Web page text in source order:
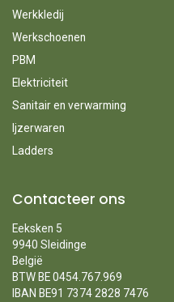
Werkkledij
Werkschoenen
PBM
Elektriciteit
Sanitair en verwarming
Ijzerwaren
Ladders
Contacteer ons
Eeksken 5
9940 Sleidinge
België
BTW BE 0454.767.969
IBAN BE91 7374 2828 7476